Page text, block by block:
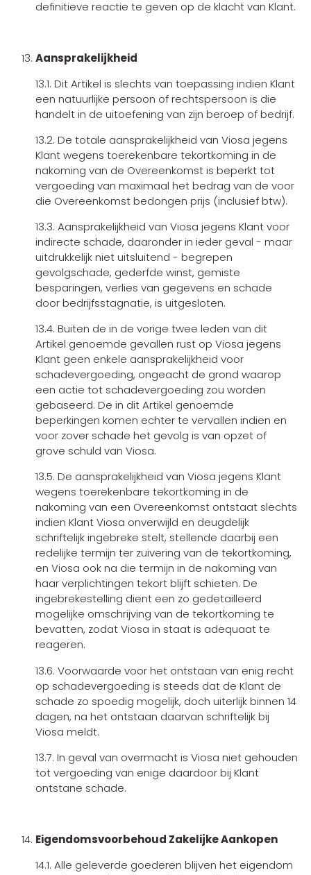
definitieve reactie te geven op de klacht van Klant.
Aansprakelijkheid
13.1. Dit Artikel is slechts van toepassing indien Klant
een natuurlijke persoon of rechtspersoon is die
handelt in de uitoefening van zijn beroep of bedrijf.
13.2. De totale aansprakelijkheid van Viosa jegens
Klant wegens toerekenbare tekortkoming in de
nakoming van de Overeenkomst is beperkt tot
vergoeding van maximaal het bedrag van de voor
die Overeenkomst bedongen prijs (inclusief btw).
13.3. Aansprakelijkheid van Viosa jegens Klant voor
indirecte schade, daaronder in ieder geval - maar
uitdrukkelijk niet uitsluitend - begrepen
gevolgschade, gederfde winst, gemiste
besparingen, verlies van gegevens en schade
door bedrijfsstagnatie, is uitgesloten.
13.4. Buiten de in de vorige twee leden van dit
Artikel genoemde gevallen rust op Viosa jegens
Klant geen enkele aansprakelijkheid voor
schadevergoeding, ongeacht de grond waarop
een actie tot schadevergoeding zou worden
gebaseerd. De in dit Artikel genoemde
beperkingen komen echter te vervallen indien en
voor zover schade het gevolg is van opzet of
grove schuld van Viosa.
13.5. De aansprakelijkheid van Viosa jegens Klant
wegens toerekenbare tekortkoming in de
nakoming van een Overeenkomst ontstaat slechts
indien Klant Viosa onverwijld en deugdelijk
schriftelijk ingebreke stelt, stellende daarbij een
redelijke termijn ter zuivering van de tekortkoming,
en Viosa ook na die termijn in de nakoming van
haar verplichtingen tekort blijft schieten. De
ingebrekestelling dient een zo gedetailleerd
mogelijke omschrijving van de tekortkoming te
bevatten, zodat Viosa in staat is adequaat te
reageren.
13.6. Voorwaarde voor het ontstaan van enig recht
op schadevergoeding is steeds dat de Klant de
schade zo spoedig mogelijk, doch uiterlijk binnen 14
dagen, na het ontstaan daarvan schriftelijk bij
Viosa meldt.
13.7. In geval van overmacht is Viosa niet gehouden
tot vergoeding van enige daardoor bij Klant
ontstane schade.
Eigendomsvoorbehoud Zakelijke Aankopen
14.1. Alle geleverde goederen blijven het eigendom